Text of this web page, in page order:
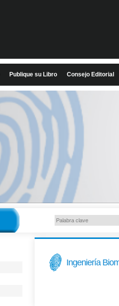
Publique su Libro Consejo Editorial
Ingeniería